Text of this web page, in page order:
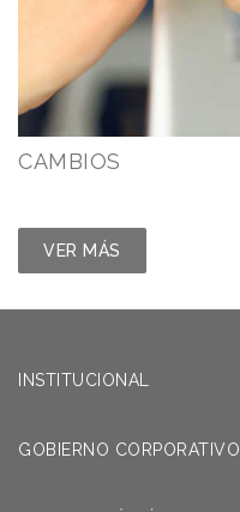
CAMBIOS
VER MÁS
INSTITUCIONAL
GOBIERNO CORPORATIVO